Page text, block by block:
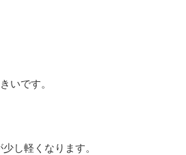
いです。
し軽くなります。